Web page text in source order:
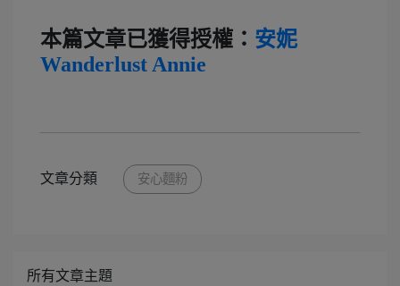
本篇文章已獲得授權： 安妮
Wanderlust Annie
文章分類 安心麵粉
所有文章主題